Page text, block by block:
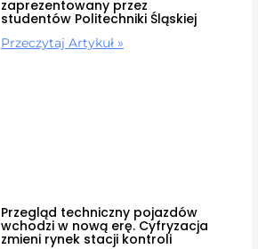
zaprezentowany przez
studentów Politechniki Śląskiej
Przeczytaj Artykuł »
Przegląd techniczny pojazdów
wchodzi w nową erę. Cyfryzacja
zmieni rynek stacji kontroli